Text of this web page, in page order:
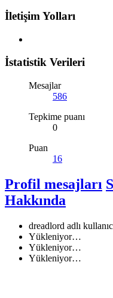
İletişim Yolları
İstatistik Verileri
Mesajlar
586
Tepkime puanı
0
Puan
16
Profil mesajları
Hakkında
dreadlord adlı
Yükleniyor…
Yükleniyor…
Yükleniyor…